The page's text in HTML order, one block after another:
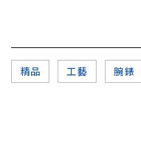
精品 工藝 腕錶